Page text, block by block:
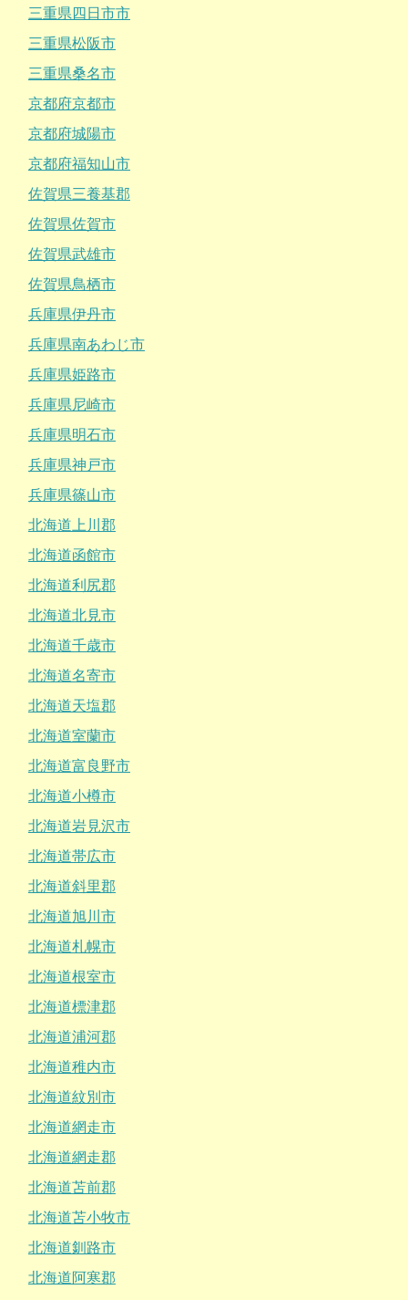
三重県四日市市
三重県松阪市
三重県桑名市
京都府京都市
京都府城陽市
京都府福知山市
佐賀県三養基郡
佐賀県佐賀市
佐賀県武雄市
佐賀県鳥栖市
兵庫県伊丹市
兵庫県南あわじ市
兵庫県姫路市
兵庫県尼崎市
兵庫県明石市
兵庫県神戸市
兵庫県篠山市
北海道上川郡
北海道函館市
北海道利尻郡
北海道北見市
北海道千歳市
北海道名寄市
北海道天塩郡
北海道室蘭市
北海道富良野市
北海道小樽市
北海道岩見沢市
北海道帯広市
北海道斜里郡
北海道旭川市
北海道札幌市
北海道根室市
北海道標津郡
北海道浦河郡
北海道稚内市
北海道紋別市
北海道網走市
北海道網走郡
北海道苫前郡
北海道苫小牧市
北海道釧路市
北海道阿寒郡